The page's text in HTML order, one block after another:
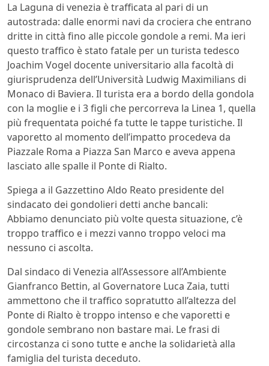
La Laguna di venezia è trafficata al pari di un
autostrada: dalle enormi navi da crociera che entrano
dritte in città fino alle piccole gondole a remi. Ma ieri
questo traffico è stato fatale per un turista tedesco
Joachim Vogel docente universitario alla facoltà di
giurisprudenza dell’Università Ludwig Maximilians di
Monaco di Baviera. Il turista era a bordo della gondola
con la moglie e i 3 figli che percorreva la Linea 1, quella
più frequentata poiché fa tutte le tappe turistiche. Il
vaporetto al momento dell’impatto procedeva da
Piazzale Roma a Piazza San Marco e aveva appena
lasciato alle spalle il Ponte di Rialto.
Spiega a il Gazzettino Aldo Reato presidente del
sindacato dei gondolieri detti anche bancali:
Abbiamo denunciato più volte questa situazione, c’è
troppo traffico e i mezzi vanno troppo veloci ma
nessuno ci ascolta.
Dal sindaco di Venezia all’Assessore all’Ambiente
Gianfranco Bettin, al Governatore Luca Zaia, tutti
ammettono che il traffico sopratutto all’altezza del
Ponte di Rialto è troppo intenso e che vaporetti e
gondole sembrano non bastare mai. Le frasi di
circostanza ci sono tutte e anche la solidarietà alla
famiglia del turista deceduto.